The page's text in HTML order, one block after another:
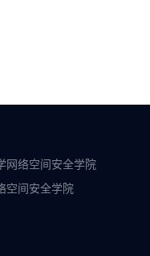
网络空间安全学院
空间安全学院